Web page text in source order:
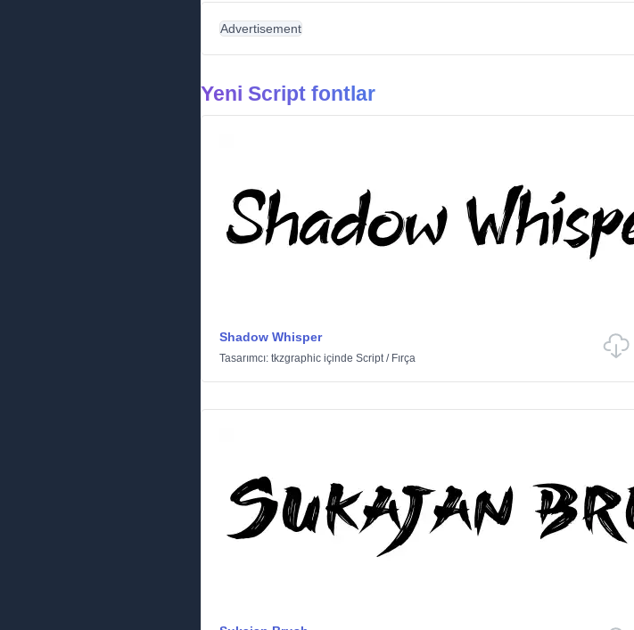
Advertisement
Yeni Script fontlar
Shadow Whisper
Tasarımcı: tkzgraphic içinde Script/ Fırça